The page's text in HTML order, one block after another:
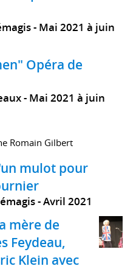
Mai 2021 à juin
Opéra de
Mai 2021 à juin
Romain Gilbert
mulot pour
Avril 2021
mère de
Feydeau,
Klein avec